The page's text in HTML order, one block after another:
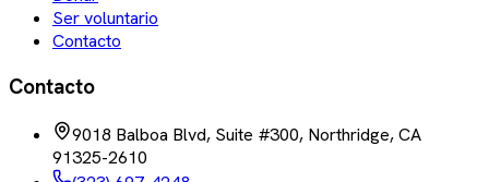
Ser voluntario
Contacto
Contacto
9018 Balboa Blvd, Suite #300, Northridge, CA
91325-2610